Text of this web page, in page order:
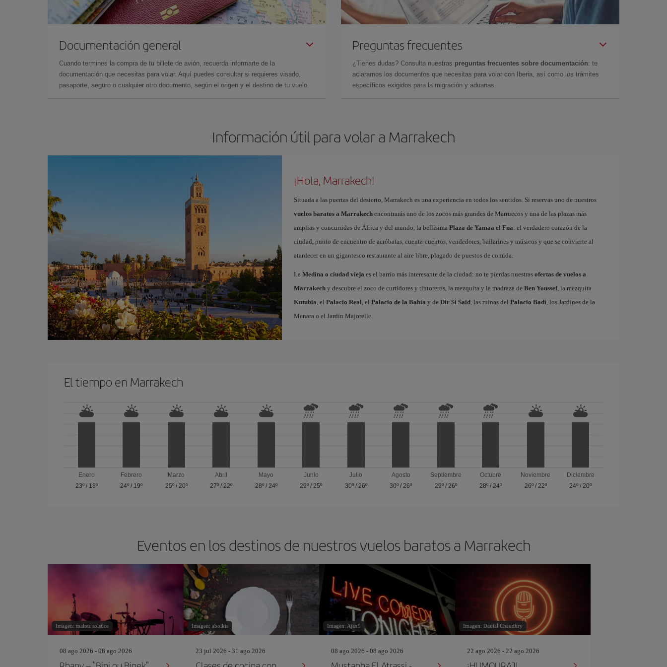
Documentación general
Cuando termines la compra de tu billete de avión, recuerda informarte de la
documentación que necesitas para volar. Aquí puedes consultar si requieres visado,
pasaporte, seguro o cualquier otro documento, según el origen y el destino de tu vuelo.
Preguntas frecuentes
¿Tienes dudas? Consulta nuestras preguntas frecuentes sobre documentación: te
aclaramos los documentos que necesitas para volar con Iberia, así como los trámites
específicos exigidos para la migración y aduanas.
Información útil para volar a Marrakech
¡Hola, Marrakech!
Situada a las puertas del desierto, Marrakech es una experiencia en todos los sentidos. Si reservas uno de nuestros
vuelos baratos a Marrakechencontrarás uno de los zocos más grandes de Marruecos y una de las plazas más
amplias y concurridas de África y del mundo, la bellísima Plaza de Yamaa el Fna: el verdadero corazón de la
ciudad, punto de encuentro de acróbatas, cuenta-cuentos, vendedores, bailarines y músicos y que se convierte al
atardecer en un gigantesco restaurante al aire libre, plagado de puestos de comida.
La Medina o ciudad vieja es el barrio más interesante de la ciudad: no te pierdas nuestras ofertas de vuelos a
Marrakechy descubre el zoco de curtidores y tintoreros, la mezquita y la madraza de Ben Youssef, la mezquita
Kutubia, el Palacio Real, el Palacio de la Bahía y de Dir Si Said, las ruinas del Palacio Badí, los Jardines de la
Menara o el Jardín Majorelle.
El tiempo en Marrakech
Enero
23º/ 18º
Febrero
24º / 19º
Marzo
25º/ 20º
Abril
27º /22º
Mayo
28º/ 24º
Junio
29º /25º
Julio
30º/ 26º
Agosto
30º /26º
Septiembre
29º/ 26º
Octubre
28º /24º
Noviembre
26º/ 22º
Diciembre
24º /20º
Eventos en los destinos de nuestros vuelos baratos a Marrakech
Imagen: maltez solstice
08 ago 2026 - 08 ago 2026
Imagen: aboikis
23 jul 2026 - 31 ago 2026
Imagen: Ajax9
08 ago 2026 - 08 ago 2026
Imagen: Danial Chaudhry
22 ago 2026 - 22 ago 2026